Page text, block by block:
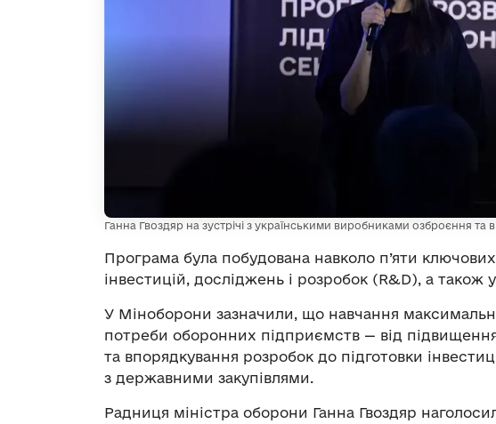
Ганна Гвоздяр на зустрічі з українськими виробниками озброєння та
Програма була побудована навколо п’яти
інвестицій, досліджень і розробок (R&D), а також
У Міноборони зазначили, що навчання
потреби оборонних підприємств — від
та впорядкування розробок до підготовки
з державними закупівлями.
Радниця міністра оборони Ганна Гвоздяр